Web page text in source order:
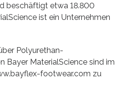
beschäftigt etwa 18.800
ist ein Unternehmen
Polyurethan-
Bayer MaterialScience sind im
footwear.com zu